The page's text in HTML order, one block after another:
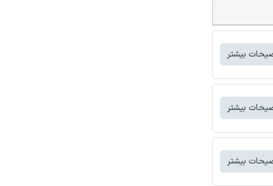
بیشتر
بیشتر
بیشتر